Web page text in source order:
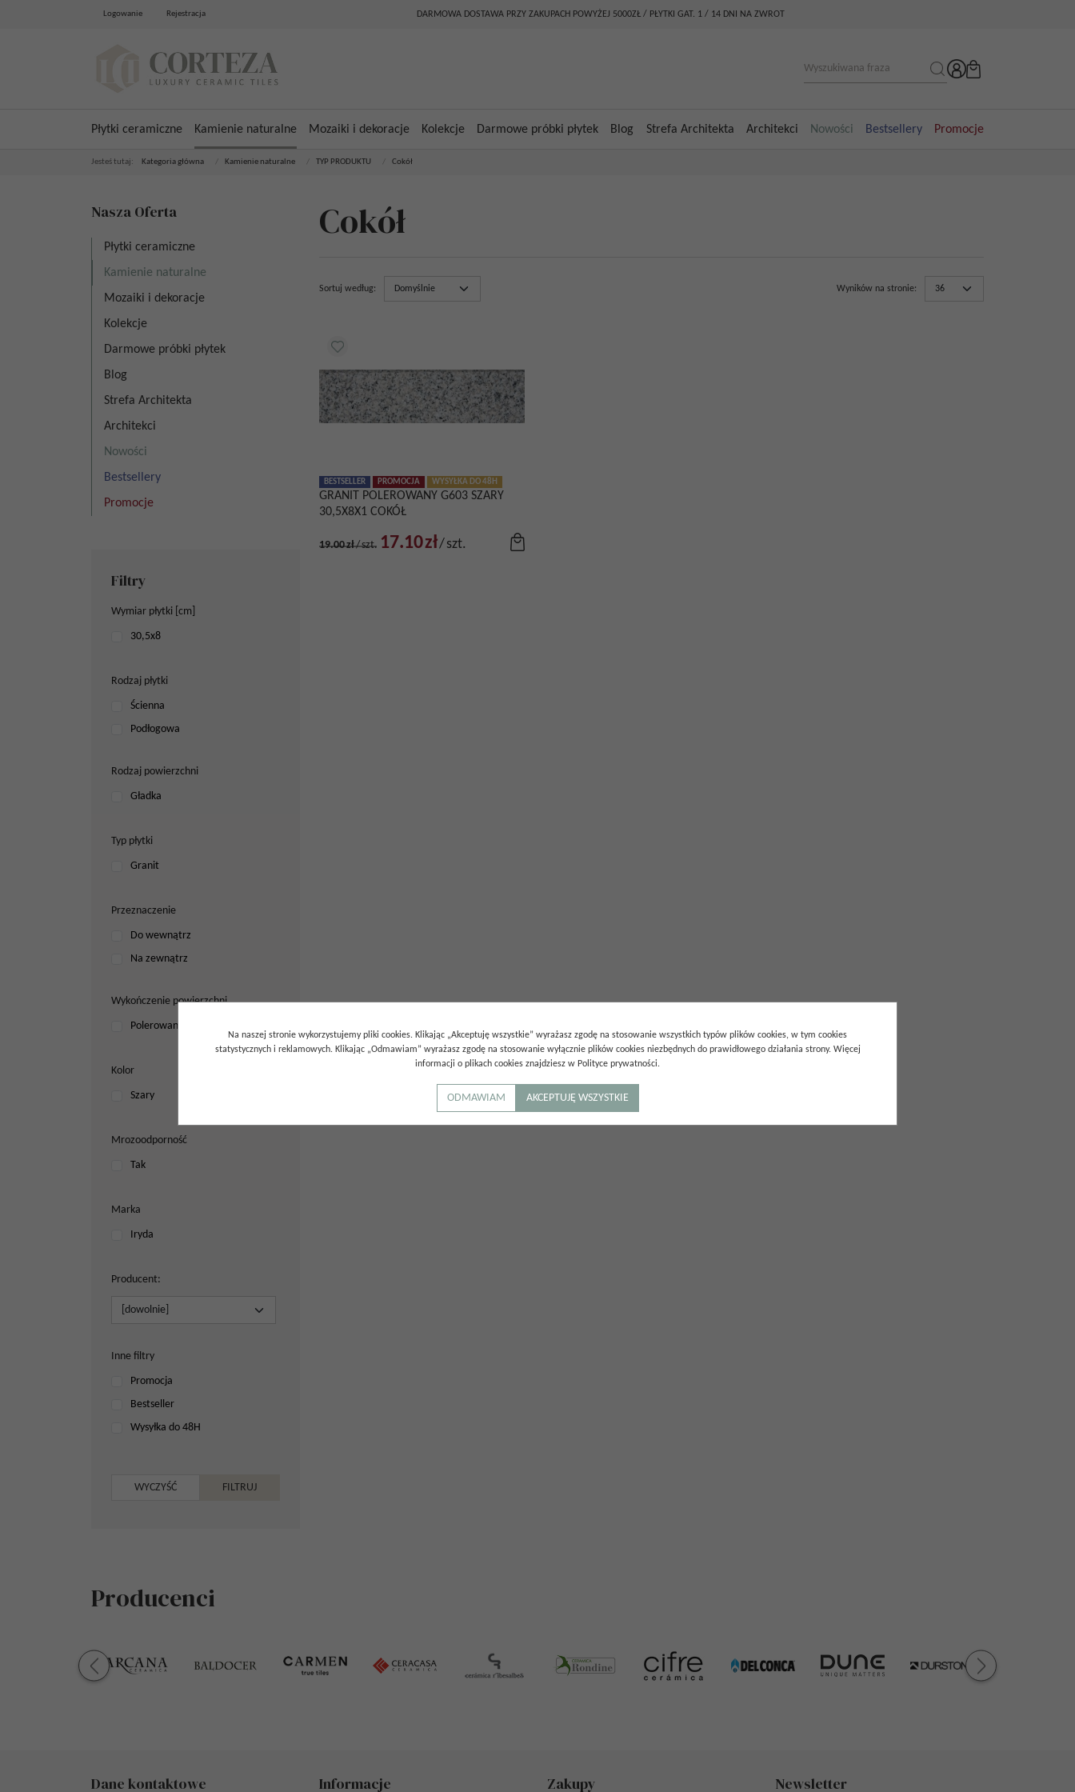
Logowanie Rejestracja DARMOWA DOSTAWA PRZY ZAKUPACH POWYŻEJ 5000ZŁ / PŁYTKI GAT. 1 / 14 DNI NA ZWROT
Płytki ceramiczne Kamienie naturalne Mozaiki i dekoracje Kolekcje Darmowe próbki płytek Blog Strefa Architekta Architekci Nowości Bestsellery Promocje
Jesteś tutaj: Kategoria główna Kamienie naturalne TYP PRODUKTU Cokół
Cokół
Sortuj według: Wyników na stronie:
BESTSELLER PROMOCJA WYSYŁKA DO 48H
GRANIT POLEROWANY G603 SZARY
30,5X8X1 COKÓŁ
19.00zł/szt. 17.10zł/ szt.
Nasza Oferta
Płytki ceramiczne
Kamienie naturalne
Mozaiki i dekoracje
Kolekcje
Darmowe próbki płytek
Blog
Strefa Architekta
Architekci
Nowości
Bestsellery
Promocje
Filtry
Wymiar płytki [cm]
30,5x8
Rodzaj płytki
Ścienna
Podłogowa
Rodzaj powierzchni
Gładka
Typ płytki
Granit
Przeznaczenie
Do wewnątrz
Na zewnątrz
Wykończenie powierzchni
Polerowane
Kolor
Szary
Mrozoodporność
Tak
Marka
Iryda
Producent:
Inne filtry
Promocja
Bestseller
Wysyłka do 48H
Producenci
Dane kontaktowe Informacje Zakupy Newsletter
Na naszej stronie wykorzystujemy pliki cookies. Klikając „Akceptuję wszystkie” wyrażasz zgodę na stosowanie wszystkich typów plików cookies, w tym cookies
statystycznych i reklamowych. Klikając „Odmawiam” wyrażasz zgodę na stosowanie wyłącznie plików cookies niezbędnych do prawidłowego działania strony. Więcej
informacji o plikach cookies znajdziesz w Polityce prywatności.
ODMAWIAM AKCEPTUJĘ WSZYSTKIE